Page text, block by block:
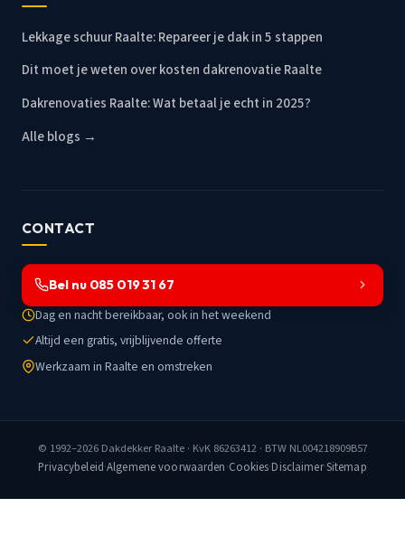
Lekkage schuur Raalte: Repareer je dak in 5 stappen
Dit moet je weten over kosten dakrenovatie Raalte
Dakrenovaties Raalte: Wat betaal je echt in 2025?
Alle blogs →
CONTACT
Bel nu 085 019 31 67
Dag en nacht bereikbaar, ook in het weekend
Altijd een gratis, vrijblijvende offerte
Werkzaam in Raalte en omstreken
© 1992–2026 Dakdekker Raalte· KvK 86263412 · BTW NL004218909B57
Privacybeleid·Algemene voorwaarden·Cookies·Disclaimer·Sitemap